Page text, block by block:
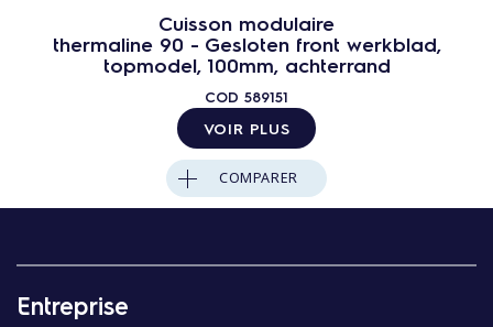
Cuisson modulaire
thermaline 90 - Gesloten front werkblad,
topmodel, 100mm, achterrand
COD 589151
VOIR PLUS
COMPARER
Entreprise